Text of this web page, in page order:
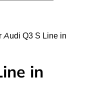
Audi Q3 S Line in
in